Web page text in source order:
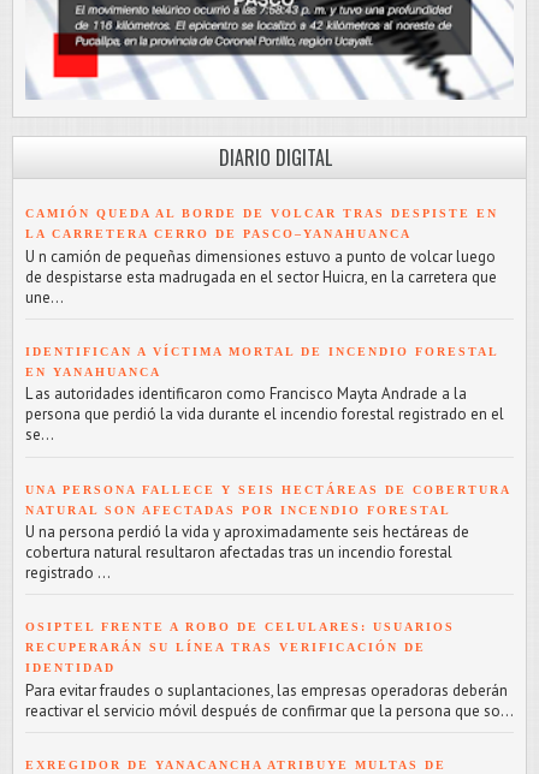
DIARIO DIGITAL
CAMIÓN QUEDA AL BORDE DE VOLCAR TRAS DESPISTE EN
LA CARRETERA CERRO DE PASCO–YANAHUANCA
U n camión de pequeñas dimensiones estuvo a punto de volcar luego
de despistarse esta madrugada en el sector Huicra, en la carretera que
une...
IDENTIFICAN A VÍCTIMA MORTAL DE INCENDIO FORESTAL
EN YANAHUANCA
L as autoridades identificaron como Francisco Mayta Andrade a la
persona que perdió la vida durante el incendio forestal registrado en el
se...
UNA PERSONA FALLECE Y SEIS HECTÁREAS DE COBERTURA
NATURAL SON AFECTADAS POR INCENDIO FORESTAL
U na persona perdió la vida y aproximadamente seis hectáreas de
cobertura natural resultaron afectadas tras un incendio forestal
registrado ...
OSIPTEL FRENTE A ROBO DE CELULARES: USUARIOS
RECUPERARÁN SU LÍNEA TRAS VERIFICACIÓN DE
IDENTIDAD
Para evitar fraudes o suplantaciones, las empresas operadoras deberán
reactivar el servicio móvil después de confirmar que la persona que so...
EXREGIDOR DE YANACANCHA ATRIBUYE MULTAS DE